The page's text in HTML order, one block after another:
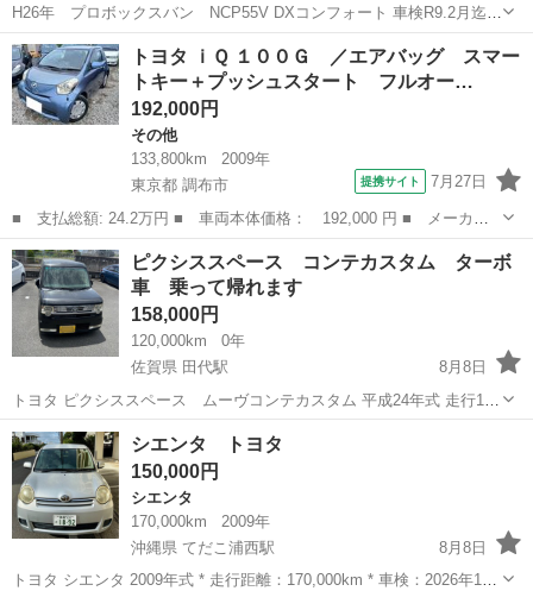
H26年 プロボックスバン NCP55V DXコンフォート 車検R9.2月迄
ふ トヨタ純正色 スモーキーブルー（8X0）全塗装 ナビ、ETC、エ
ンジンスターター ルーフキャリア、デイトナスチール14インチ、LED
ヘッド...
北海道 札幌市 プロボックス
トヨタ ｉＱ １００Ｇ ／エアバッグ スマー
トキー＋プッシュスタート フルオー…
192,000円
その他
133,800km
2009年
東京都 調布市
提携サイト 7月27日
■ 支払総額: 24.2万円 ■ 車両本体価格： 192,000 円 ■ メーカー
名： トヨタ ■ 車種名： ｉＱ ■ グレード名： １００Ｇ ／エ
アバッグ スマートキー＋プッシュスタート フルオートエアコン
レザーステア...
東京 調布市 その他
ピクシススペース コンテカスタム ターボ
車 乗って帰れます
158,000円
120,000km
0年
佐賀県 田代駅
8月8日
トヨタ ピクシススペース ムーヴコンテカスタム 平成24年式 走行12
万キロ代 多少伸びます 車検令和9年6月まで ターボ 走る曲がる止ま
る問題ありません エアコン効きます 不具合は今のところ感じられませ
ん オイル漏れなど...
佐賀 鳥栖市 田代駅 トヨタ
シエンタ トヨタ
150,000円
シエンタ
170,000km
2009年
沖縄県 てだこ浦西駅
8月8日
トヨタ シエンタ 2009年式 * 走行距離：170,000km * 車検：2026年12